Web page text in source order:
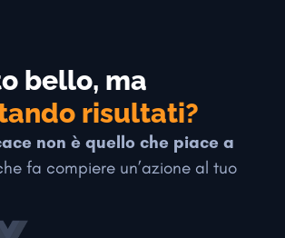
bello, ma
risultati?
non è quello che piace a
fa compiere un’azione al tuo